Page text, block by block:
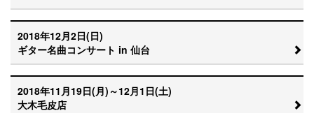
2018年12月2日(日)
ギター名曲コンサート in 仙台
2018年11月19日(月)～12月1日(土)
大木毛皮店